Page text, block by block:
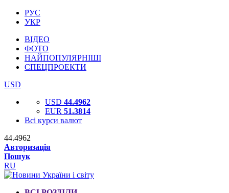
РУС
УКР
ВІДЕО
ФОТО
НАЙПОПУЛЯРНІШІ
СПЕЦПРОЕКТИ
USD
USD 44.4962
EUR 51.3814
Всі курси валют
44.4962
Авторизація
Пошук
RU